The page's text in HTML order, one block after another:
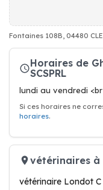
Fontaines 108B, 04480
Horaires de
SCSPRL
lundi au vendredi
Si ces horaires ne
horaires.
vétérinaires
vétérinaire Londot